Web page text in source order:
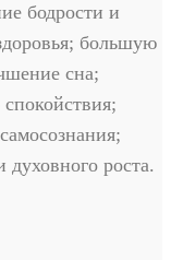
бодрости и
большую
сна;
духовного роста.